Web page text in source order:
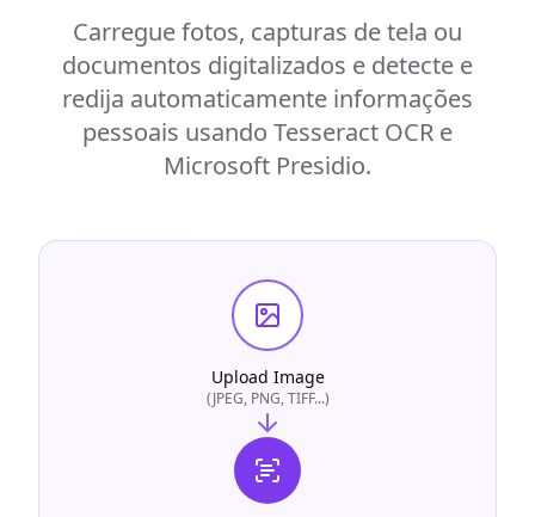
Carregue fotos, capturas de tela ou
documentos digitalizados e detecte e
redija automaticamente informações
pessoais usando Tesseract OCR e
Microsoft Presidio.
Upload Image
(JPEG, PNG, TIFF...)